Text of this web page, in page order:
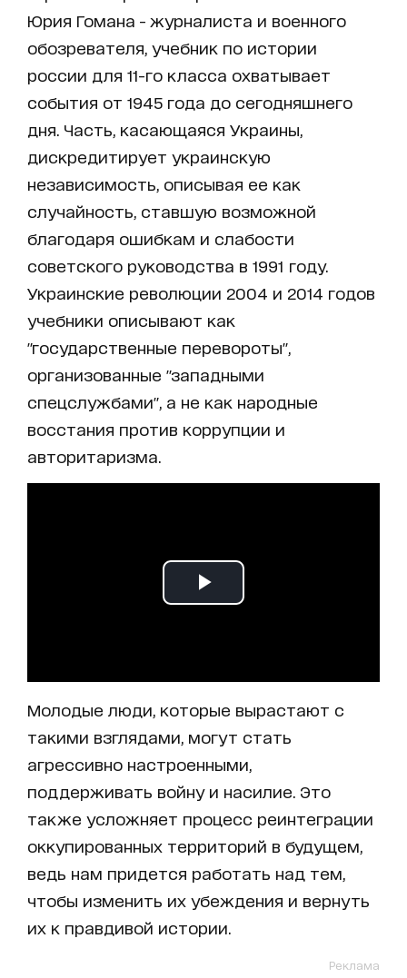
Юрия Гомана - журналиста и военного
обозревателя, учебник по истории
россии для 11-го класса охватывает
события от 1945 года до сегодняшнего
дня. Часть, касающаяся Украины,
дискредитирует украинскую
независимость, описывая ее как
случайность, ставшую возможной
благодаря ошибкам и слабости
советского руководства в 1991 году.
Украинские революции 2004 и 2014 годов
учебники описывают как
"государственные перевороты",
организованные "западными
спецслужбами", а не как народные
восстания против коррупции и
авторитаризма.
Молодые люди, которые вырастают с
такими взглядами, могут стать
агрессивно настроенными,
поддерживать войну и насилие. Это
также усложняет процесс реинтеграции
оккупированных территорий в будущем,
ведь нам придется работать над тем,
чтобы изменить их убеждения и вернуть
их к правдивой истории.
Реклама